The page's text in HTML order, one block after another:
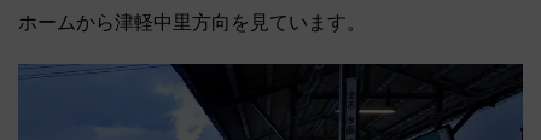
ホームから津軽中里方向を見ています。